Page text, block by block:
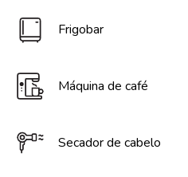
Frigobar
Máquina de café
Secador de cabelo